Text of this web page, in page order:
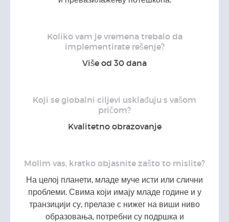
Koliko vam je vremena trebalo da
implementirate rešenje?
Više od 30 dana
Koji se globalni ciljevi usklađuju s vašom
pričom?
Kvalitetno obrazovanje
Molim vas, kratko objasnite zašto to mislite?
На целој планети, младе муче исти или слични
проблеми. Свима који имају младе године и у
транзицији су, прелазе с нижег на виши ниво
образовања, потребни су подршка и